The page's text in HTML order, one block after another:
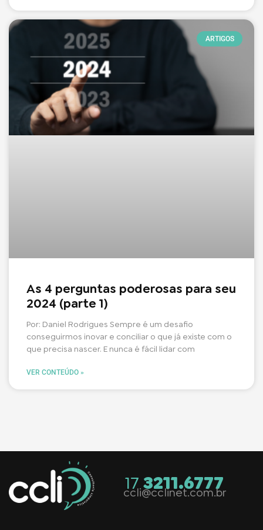
ARTIGOS
As 4 perguntas poderosas para seu
2024 (parte 1)
Por: Daniel Rodrigues Sempre é um desafio
conseguirmos inovar e conciliar o que já existe com o
que precisa nascer. E nunca é fácil lidar com
VER CONTEÚDO »
173211.6777
ccli@cclinet.com.br